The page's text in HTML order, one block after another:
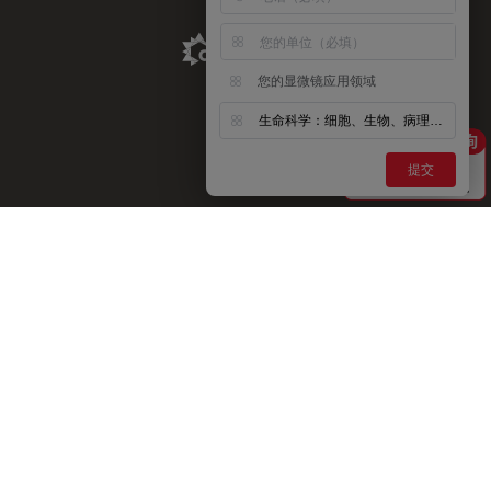
Aldevron Link
您的显微镜应用领域
生命科学：细胞、生物、病理、神经等
提交